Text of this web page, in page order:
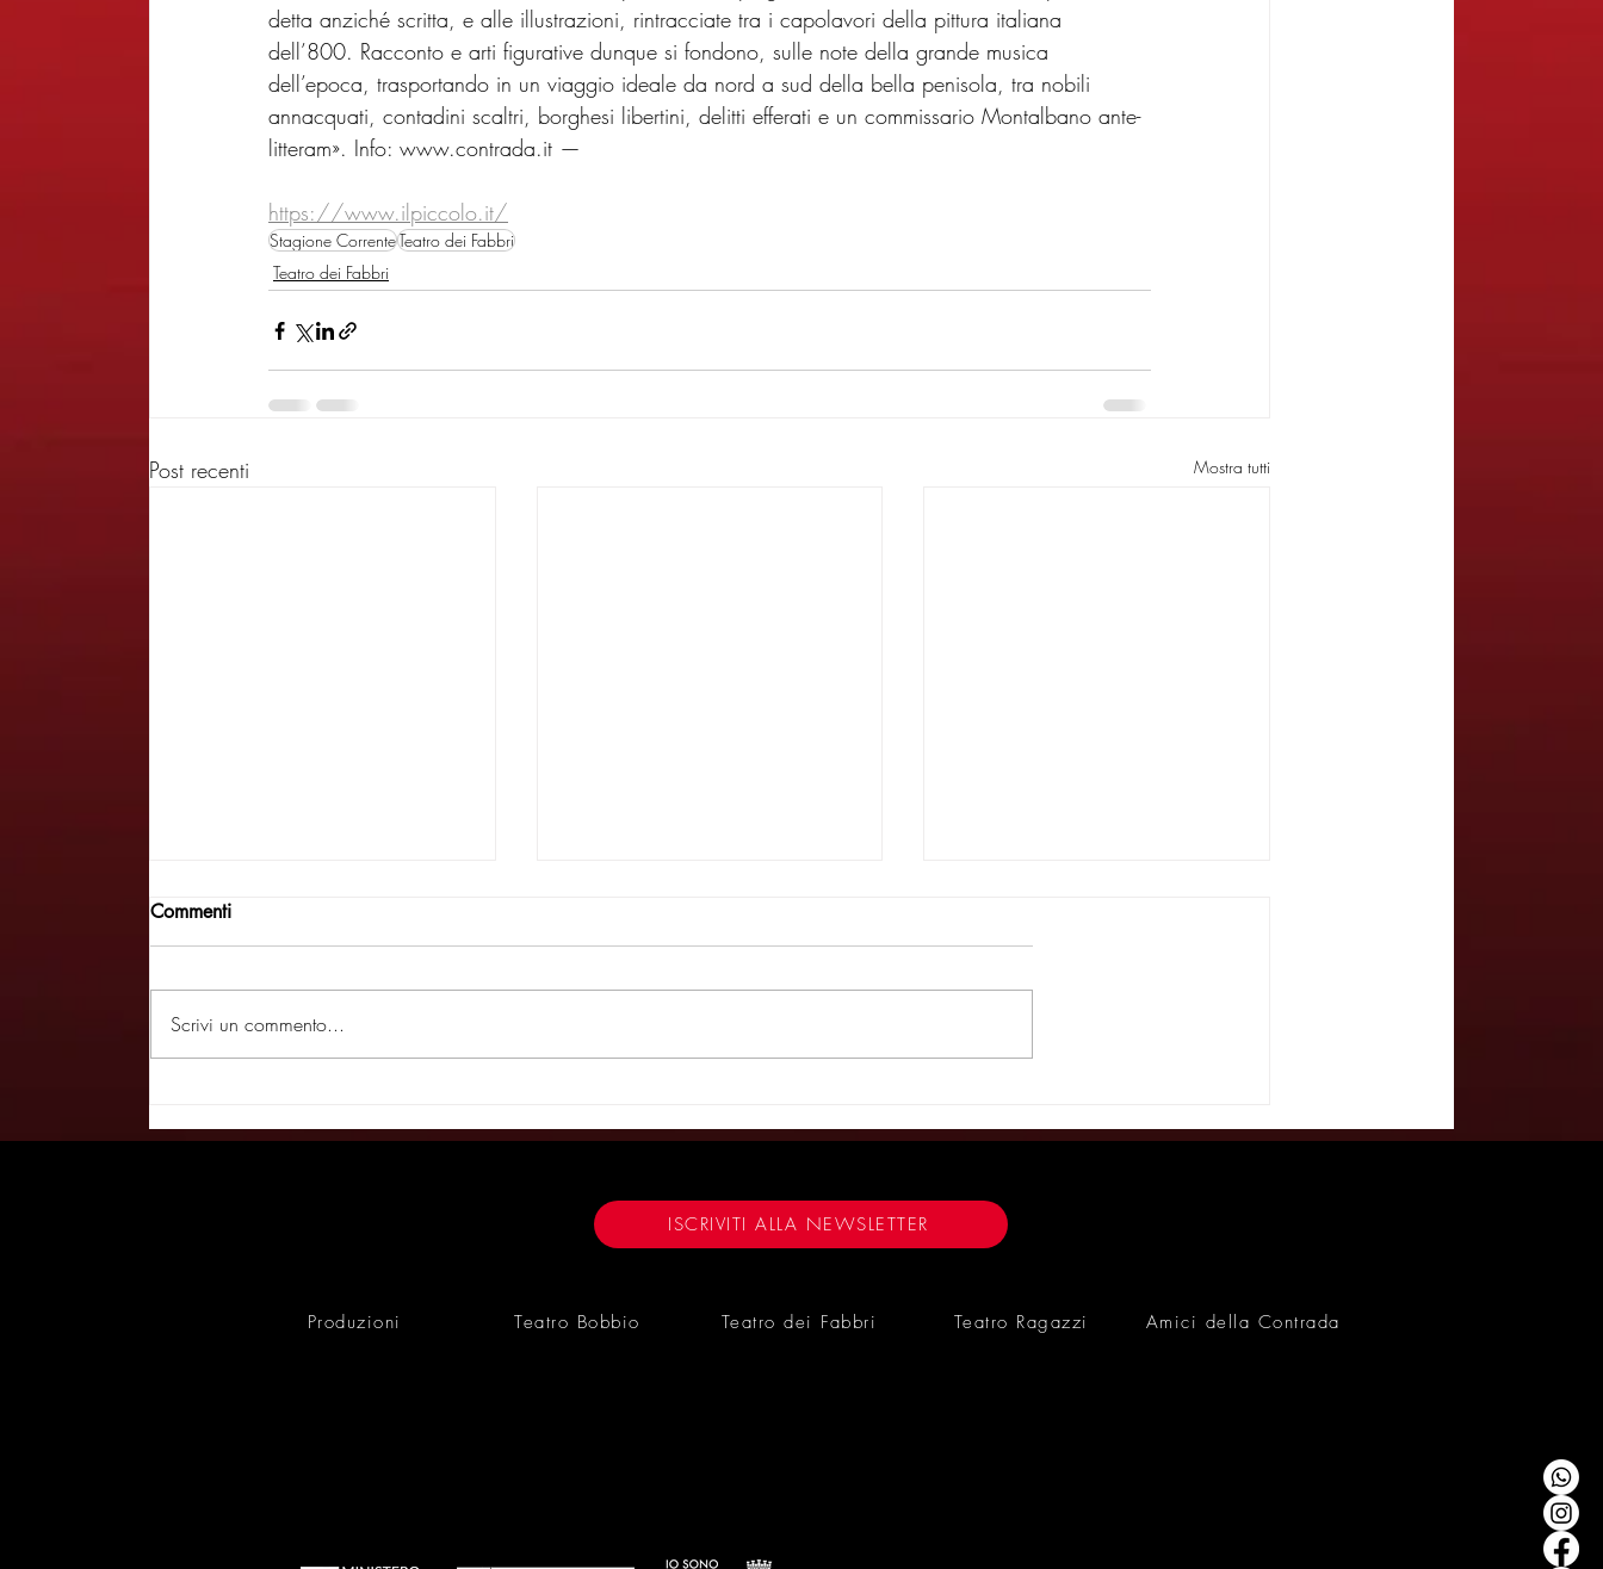
detta anziché scritta, e alle illustrazioni, rintracciate tra i capolavori della pittura italiana
dell’800. Racconto e arti figurative dunque si fondono, sulle note della grande musica
dell’epoca, trasportando in un viaggio ideale da nord a sud della bella penisola, tra nobili
annacquati, contadini scaltri, borghesi libertini, delitti efferati e un commissario Montalbano ante-
litteram». Info: www.contrada.it —
https://www.ilpiccolo.it/
Stagione CorrenteTeatro dei Fabbri
Teatro dei Fabbri
Post recenti Mostra tutti
Stivaletti e Carrozze",
Stivaletti e Carrozze” ai Fabbri
09/03/26
Stivaletti e Carrozze -
Commenti
Scrivi un commento...
ISCRIVITI ALLA NEWSLETTER
Produzioni Teatro Bobbio Teatro dei Fabbri Teatro Ragazzi Amici della Contrada